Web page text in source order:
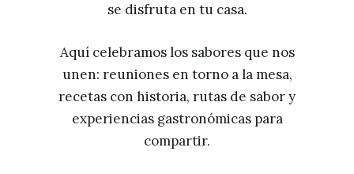
se disfruta en tu casa.
Aquí celebramos los sabores que nos
unen: reuniones en torno a la mesa,
recetas con historia, rutas de sabor y
experiencias gastronómicas para
compartir.